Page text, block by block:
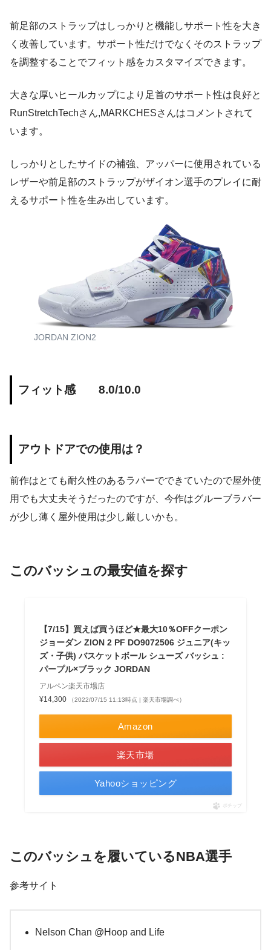
前足部のストラップはしっかりと機能しサポート性を大き
く改善しています。サポート性だけでなくそのストラップ
を調整することでフィット感をカスタマイズできます。
大きな厚いヒールカップにより足首のサポート性は良好と
RunStretchTechさん,MARKCHESさんはコメントされて
います。
しっかりとしたサイドの補強、アッパーに使用されている
レザーや前足部のストラップがザイオン選手のプレイに耐
えるサポート性を生み出しています。
JORDAN ZION2
フィット感 8.0/10.0
アウトドアでの使用は？
前作はとても耐久性のあるラバーでできていたので屋外使
用でも大丈夫そうだったのですが、今作はグルーブラバー
が少し薄く屋外使用は少し厳しいかも。
このバッシュの最安値を探す
【7/15】買えば買うほど★最大10％OFFクーポン
ジョーダン ZION 2 PF DO9072506 ジュニア(キッ
ズ・子供) バスケットボール シューズ バッシュ :
パープル×ブラック JORDAN
アルペン楽天市場店
¥14,300
（2022/07/15 11:13時点 | 楽天市場調べ）
Amazon
楽天市場
Yahooショッピング
ポチップ
このバッシュを履いているNBA選手
参考サイト
Nelson Chan @Hoop and Life